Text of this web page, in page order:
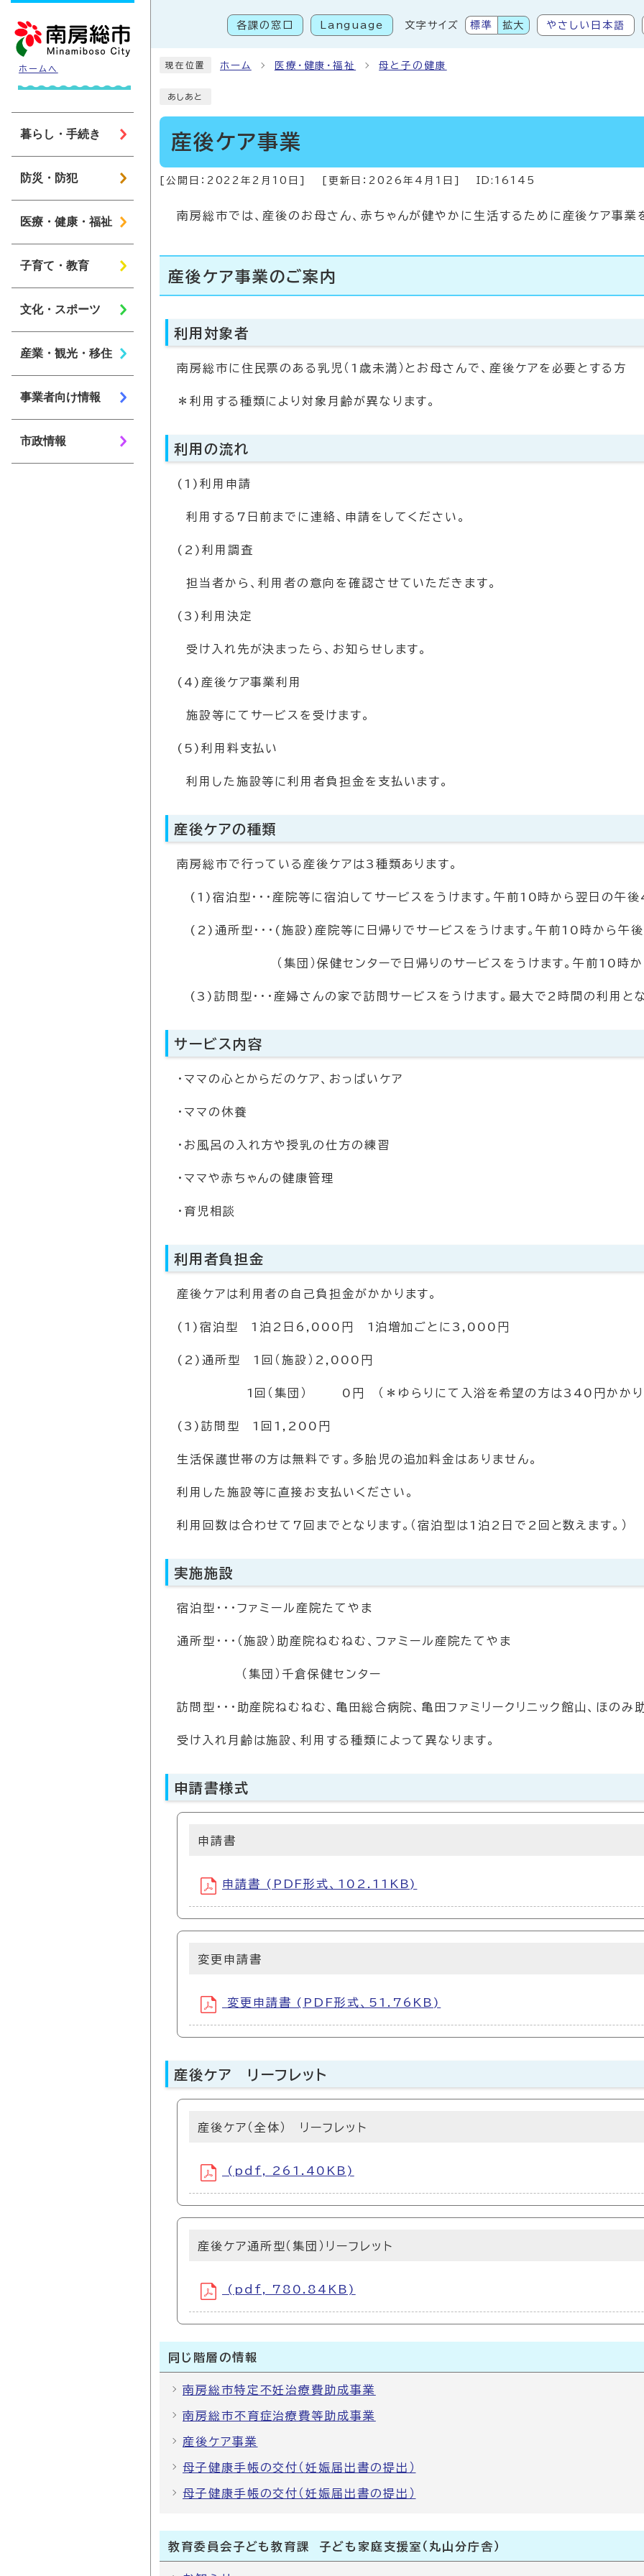
各課の窓口 Language 文字サイズ 標準 拡大 やさしい日本語
ホームへ
暮らし・手続き
防災・防犯
医療・健康・福祉
子育て・教育
文化・スポーツ
産業・観光・移住
事業者向け情報
市政情報
現在位置 ホーム 医療・健康・福祉 母と子の健康
あしあと
産後ケア事業
[公開日： 2022年2月10日 [更新日： 2026年4月1日 ID:16145
南房総市では、産後のお母さん、赤ちゃんが健やかに生活するために産後ケア事業
産後ケア事業のご案内
利用対象者
南房総市に住民票のある乳児（1歳未満）とお母さんで、産後ケアを必要とする方
＊利用する種類により対象月齢が異なります。
利用の流れ
(1)利用申請
利用する7日前までに連絡、申請をしてください。
(2)利用調査
担当者から、利用者の意向を確認させていただきます。
(3)利用決定
受け入れ先が決まったら、お知らせします。
(4)産後ケア事業利用
施設等にてサービスを受けます。
(5)利用料支払い
利用した施設等に利用者負担金を支払います。
産後ケアの種類
南房総市で行っている産後ケアは3種類あります。
(1)宿泊型・・・産院等に宿泊してサービスをうけます。午前10時から翌日の午後
(2)通所型・・・(施設)産院等に日帰りでサービスをうけます。午前10時から午
（集団）保健センターで日帰りのサービスをうけます。午前10時から
(3)訪問型・・・産婦さんの家で訪問サービスをうけます。最大で2時間の利用と
サービス内容
・ママの心とからだのケア、おっぱいケア
・ママの休養
・お風呂の入れ方や授乳の仕方の練習
・ママや赤ちゃんの健康管理
・育児相談
利用者負担金
産後ケアは利用者の自己負担金がかかります。
(1)宿泊型 1泊2日6,000円 1泊増加ごとに3,000円
(2)通所型 1回（施設）2,000円
1回（集団） 0円 （＊ゆらりにて入浴を希望の方は340円かかり
(3)訪問型 1回1,200円
生活保護世帯の方は無料です。多胎児の追加料金はありません。
利用した施設等に直接お支払いください。
利用回数は合わせて7回までとなります。（宿泊型は1泊2日で2回と数えます。）
実施施設
宿泊型・・・ファミール産院たてやま
通所型・・・（施設）助産院ねむねむ、ファミール産院たてやま
（集団）千倉保健センター
訪問型・・・助産院ねむねむ、亀田総合病院、亀田ファミリークリニック館山、ほの
受け入れ月齢は施設、利用する種類によって異なります。
申請書様式
申請書
申請書 (PDF形式、102.11KB)
変更申請書
変更申請書 (PDF形式、51.76KB)
産後ケア リーフレット
産後ケア（全体） リーフレット
(pdf, 261.40KB)
産後ケア通所型（集団）リーフレット
(pdf, 780.84KB)
同じ階層の情報
南房総市特定不妊治療費助成事業
南房総市不育症治療費等助成事業
産後ケア事業
母子健康手帳の交付（妊娠届出書の提出）
母子健康手帳の交付（妊娠届出書の提出）
教育委員会子ども教育課 子ども家庭支援室（丸山分庁舎）